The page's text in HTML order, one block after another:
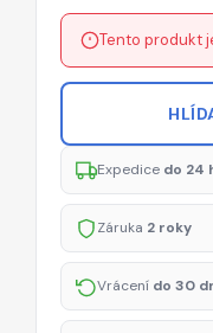
Tento produkt
Expedice do 24
Záruka 2 roky
Vrácení do 30